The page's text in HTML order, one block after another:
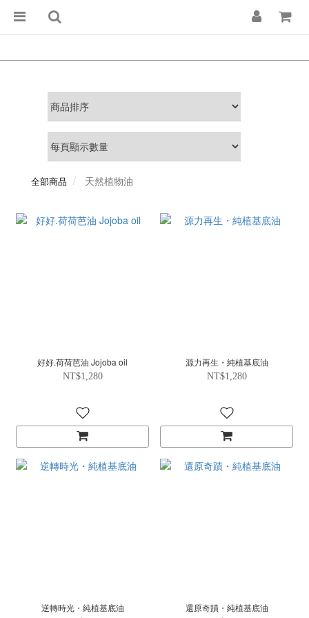
全部商品 天然植物油
好好.荷荷芭油 Jojoba oil
NT$1,280
源力再生・純植基底油
NT$1,280
逆轉時光・純植基底油 還原奇蹟・純植基底油